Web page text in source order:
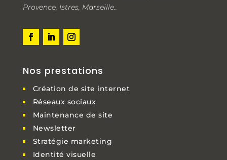
Provence, Istres, Marseille..
Nos prestations
Création de site internet
Réseaux sociaux
Maintenance de site
Newsletter
Stratégie marketing
Identité visuelle